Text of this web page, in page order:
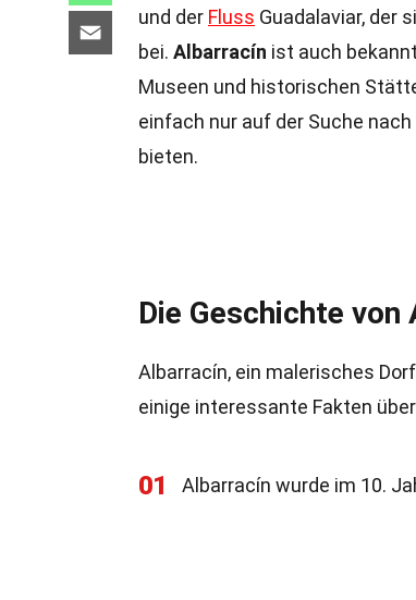
und der Fluss Guadalaviar, der
bei. Albarracín ist auch
Museen und historischen
einfach nur auf der Suche
bieten.
Die Geschichte von
Albarracín, ein malerisches
einige interessante Fakten
01 Albarracín wurde im 10.